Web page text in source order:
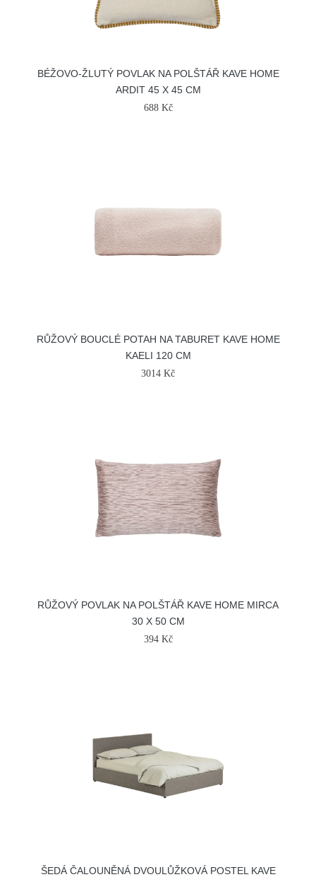
BÉŽOVO-ŽLUTÝ POVLAK NA POLŠTÁŘ KAVE HOME
ARDIT 45 X 45 CM
688 Kč
RŮŽOVÝ BOUCLÉ POTAH NA TABURET KAVE HOME
KAELI 120 CM
3014 Kč
RŮŽOVÝ POVLAK NA POLŠTÁŘ KAVE HOME MIRCA
30 X 50 CM
394 Kč
ŠEDÁ ČALOUNĚNÁ DVOULŮŽKOVÁ POSTEL KAVE